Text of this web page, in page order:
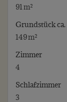
91 m²
Grund­stück ca.
149 m²
Zimmer
4
Schlafzimmer
3